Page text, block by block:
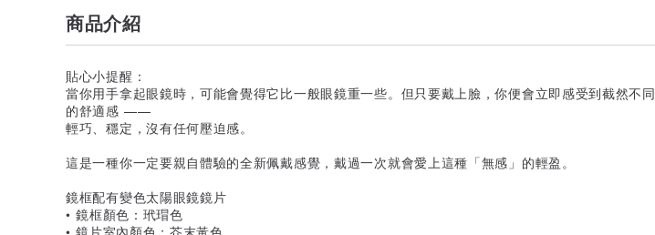
商品介紹
貼心小提醒：
當你用手拿起眼鏡時，可能會覺得它比一般眼鏡重一些。但只要戴上臉，你便會立即感受到截然不同
的舒適感 ——
輕巧、穩定，沒有任何壓迫感。
這是一種你一定要親自體驗的全新佩戴感覺，戴過一次就會愛上這種「無感」的輕盈。
鏡框配有變色太陽眼鏡鏡片
• 鏡框顏色：玳瑁色
• 鏡片室內顏色：芥末黃色